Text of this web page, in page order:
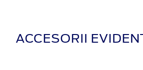
ACCESORII